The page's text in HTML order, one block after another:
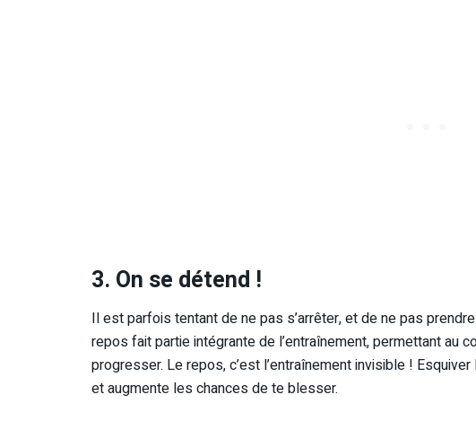
3. On se détend !
Il est parfois tentant de ne pas s’arrêter, et de ne pas
repos fait partie intégrante de l’entraînement, permettant au
progresser. Le repos, c’est l’entraînement invisible !
et augmente les chances de te blesser.